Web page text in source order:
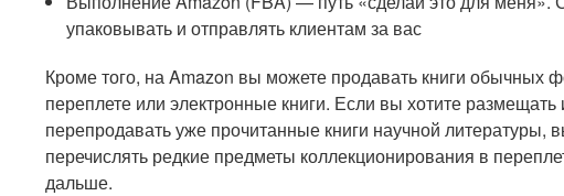
упаковывать и отправлять клиентам за вас
Кроме того, на Amazon вы можете продавать книги обычных
переплете или электронные книги. Если вы хотите
перепродавать уже прочитанные книги научной
перечислять редкие предметы коллекционирования в
дальше.